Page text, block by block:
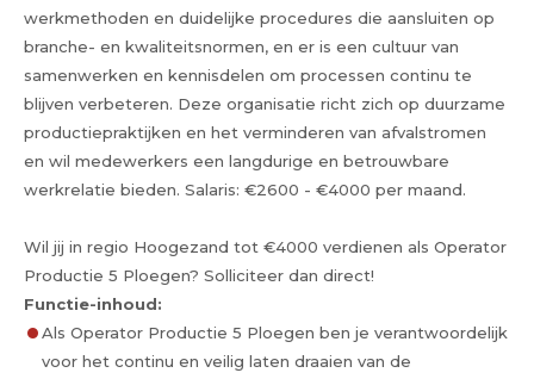
werkmethoden en duidelijke procedures die aansluiten op
branche- en kwaliteitsnormen, en er is een cultuur van
samenwerken en kennisdelen om processen continu te
blijven verbeteren. Deze organisatie richt zich op duurzame
productiepraktijken en het verminderen van afvalstromen
en wil medewerkers een langdurige en betrouwbare
werkrelatie bieden. Salaris: €2600 - €4000 per maand.
Wil jij in regio Hoogezand tot €4000 verdienen als Operator
Productie 5 Ploegen? Solliciteer dan direct!
Functie-inhoud:
Als Operator Productie 5 Ploegen ben je verantwoordelijk
voor het continu en veilig laten draaien van de